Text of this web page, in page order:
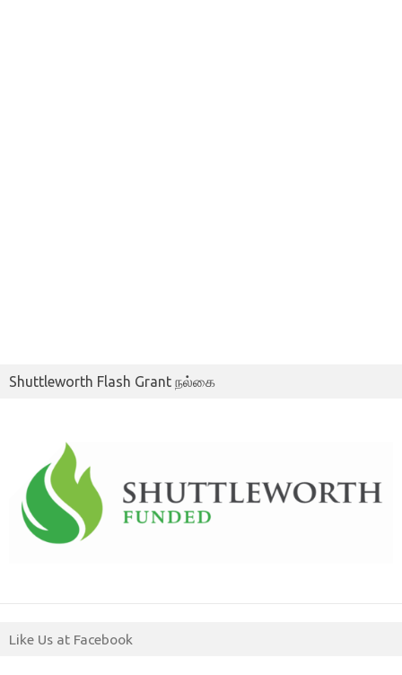
Shuttleworth Flash Grant நல்கை
Like Us at Facebook